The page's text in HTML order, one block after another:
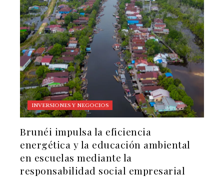
INVERSIONES Y NEGOCIOS
Brunéi impulsa la eficiencia
energética y la educación ambiental
en escuelas mediante la
responsabilidad social empresarial